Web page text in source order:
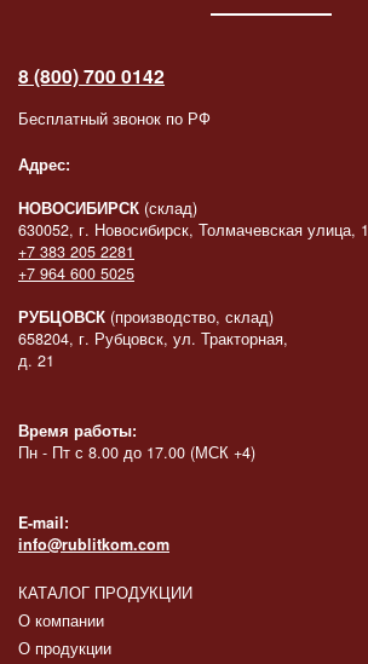
8 (800) 700 0142
Бесплатный звонок по РФ
Адрес:
НОВОСИБИРСК (склад)
630052, г. Новосибирск, Толмачевская улица,
+7 383 205 2281
+7 964 600 5025
РУБЦОВСК (производство, склад)
658204, г. Рубцовск, ул. Тракторная,
д. 21
Время работы:
Пн - Пт с 8.00 до 17.00 (МСК +4)
E-mail:
info@rublitkom.com
КАТАЛОГ ПРОДУКЦИИ
О компании
О продукции